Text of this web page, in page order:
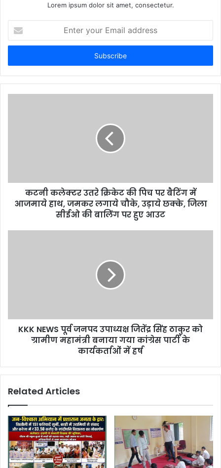
Lorem ipsum dolor sit amet, consectetur.
t
r
y
s
कटनी कलेक्टर उतरे क्रिकेट की पिच पर बैटिंग में
आजमाये हाथ, जमकर लगाये चौके, उड़ाये छक्के, जिला
सीईओ की बालिंग पर हुए आउट
KKK NEWS पूर्व जनपद उपाध्यक्ष जितेंद्र सिंह ठाकुर को
ग्रामीण महामंत्री बनाया गया कांग्रेस पार्टी के
कार्यकर्ताओं में हर्ष
Related Articles